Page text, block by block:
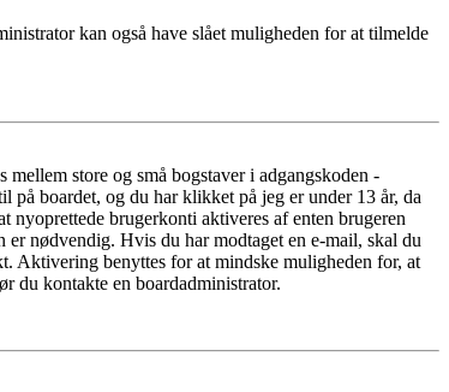
kan også have slået muligheden for at tilmelde
store og små bogstaver i adgangskoden -
boardet, og du har klikket på jeg er under 13 år, da
brugerkonti aktiveres af enten brugeren
nødvendig. Hvis du har modtaget en e-mail, skal du
Aktivering benyttes for at mindske muligheden for, at
du kontakte en boardadministrator.